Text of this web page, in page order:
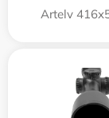
Artelv